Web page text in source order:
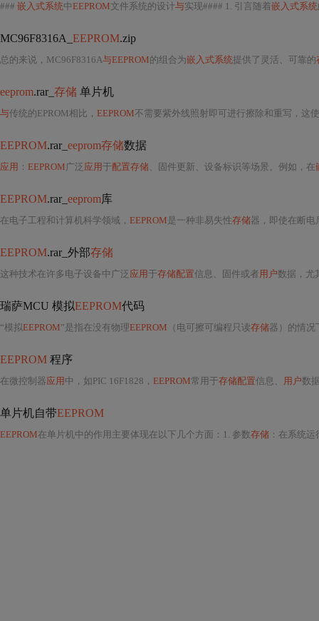
### 嵌入式系统中EEPROM文件系统的设计与实现#### 1. 引言随着嵌入式系统
MC96F8316A_ EEPROM.zip
总的来说，MC96F8316A与EEPROM的组合为嵌入式系统提供了灵活、可靠的
eeprom.rar_ 存储 单片机
与传统的EPROM相比， EEPROM不需要紫外线照射即可进行擦除和重写，这
EEPROM.rar_ eeprom存储数据
应用 ： EEPROM广泛 应用于配置存储 、固件更新、设备标识等场景。例如，在
EEPROM.rar_ eeprom库
在电子工程和计算机科学领域， EEPROM是一种非易失性存储器，即使在断电
EEPROM.rar_外部存储
这种技术在许多电子设备中广泛 应用于存储配置信息、固件或者用户数据，尤
瑞萨MCU 模拟EEPROM代码
“模拟EEPROM”是指在没有物理EEPROM （电可擦可编程只读存储器）的情况
EEPROM 程序
在微控制器应用 中，如PIC 16F1828， EEPROM常用于存储配置信息、 用户数据或
单片机自带EEPROM
EEPROM在单片机中的作用主要体现在以下几个方面：1. 参数存储 ：在系统